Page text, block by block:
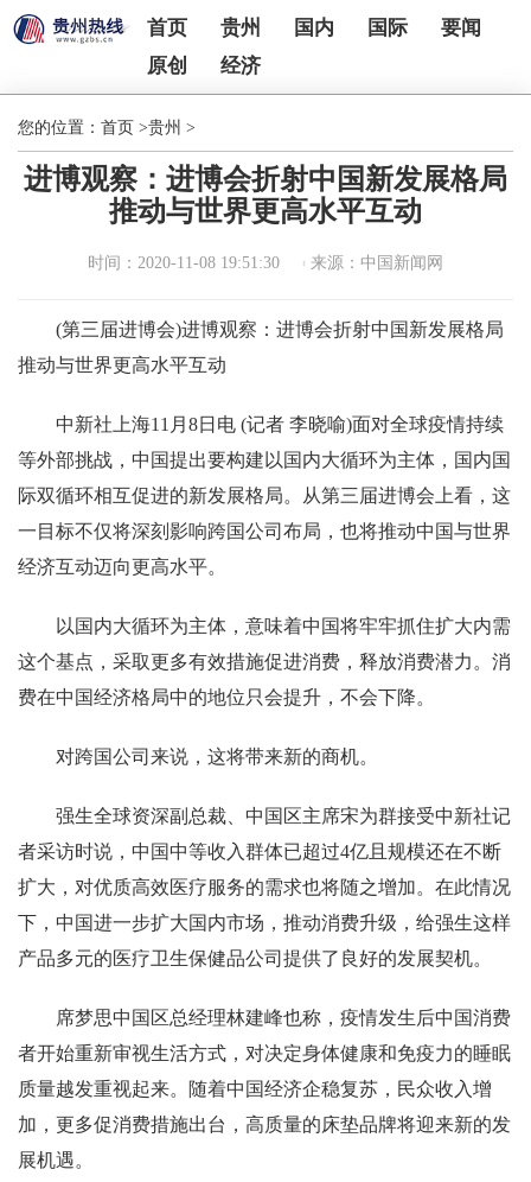
首页 贵州 国内 国际
要闻
原创
经济
您的位置： 首页 >贵州 >
进博观察：进博会折射中国新发展格局
推动与世界更高水平互动
时间：2020-11-08 19:51:30 来源：中国新闻网
(第三届进博会)进博观察：进博会折射中国新发展格局
推动与世界更高水平互动
中新社上海11月8日电 (记者 李晓喻)面对全球疫情持续
等外部挑战，中国提出要构建以国内大循环为主体，国内国
际双循环相互促进的新发展格局。从第三届进博会上看，这
一目标不仅将深刻影响跨国公司布局，也将推动中国与世界
经济互动迈向更高水平。
以国内大循环为主体，意味着中国将牢牢抓住扩大内需
这个基点，采取更多有效措施促进消费，释放消费潜力。消
费在中国经济格局中的地位只会提升，不会下降。
对跨国公司来说，这将带来新的商机。
强生全球资深副总裁、中国区主席宋为群接受中新社记
者采访时说，中国中等收入群体已超过4亿且规模还在不断
扩大，对优质高效医疗服务的需求也将随之增加。在此情况
下，中国进一步扩大国内市场，推动消费升级，给强生这样
产品多元的医疗卫生保健品公司提供了良好的发展契机。
席梦思中国区总经理林建峰也称，疫情发生后中国消费
者开始重新审视生活方式，对决定身体健康和免疫力的睡眠
质量越发重视起来。随着中国经济企稳复苏，民众收入增
加，更多促消费措施出台，高质量的床垫品牌将迎来新的发
展机遇。